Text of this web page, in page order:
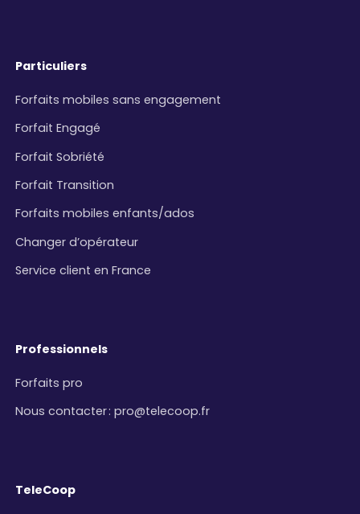
Particuliers
Forfaits mobiles sans engagement
Forfait Engagé
Forfait Sobriété
Forfait Transition
Forfaits mobiles enfants/ados
Changer d’opérateur
Service client en France
Professionnels
Forfaits pro
Nous contacter:pro@telecoop.fr
TeleCoop